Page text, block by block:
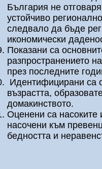
България не
устойчиво
следвало да бъде
икономически
Показани са
разпространението
през последните
Идентифицирани са
възрастта,
домакинството.
Оценени са насоките
насочени към
бедността и